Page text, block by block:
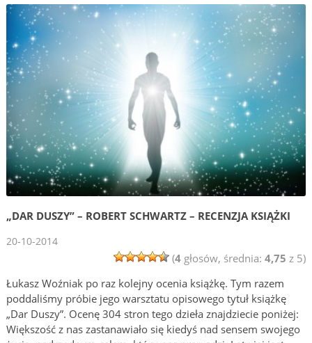
„DAR DUSZY” – ROBERT SCHWARTZ – RECENZJA KSIĄŻKI
20-10-2014
(4głosów, średnia: 4,75 z 5)
Łukasz Woźniak po raz kolejny ocenia książkę. Tym razem
poddaliśmy próbie jego warsztatu opisowego tytuł książkę
„Dar Duszy”. Ocenę 304 stron tego dzieła znajdziecie poniżej:
Większość z nas zastanawiało się kiedyś nad sensem swojego